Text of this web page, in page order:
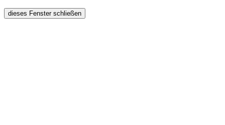
dieses Fenster schließen